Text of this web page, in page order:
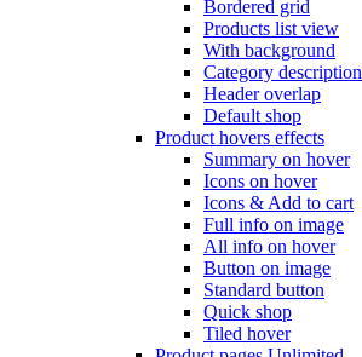
Bordered grid
Products list view
With background
Category description
Header overlap
Default shop
Product hovers effects
Summary on hover
Icons on hover
Icons & Add to cart
Full info on image
All info on hover
Button on image
Standard button
Quick shop
Tiled hover